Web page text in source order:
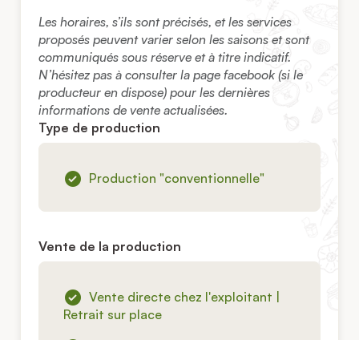
Les horaires, s’ils sont précisés, et les services
proposés peuvent varier selon les saisons et sont
communiqués sous réserve et à titre indicatif.
N’hésitez pas à consulter la page facebook (si le
producteur en dispose) pour les dernières
informations de vente actualisées.
Type de production
Production "conventionnelle"
Vente de la production
Vente directe chez l'exploitant |
Retrait sur place